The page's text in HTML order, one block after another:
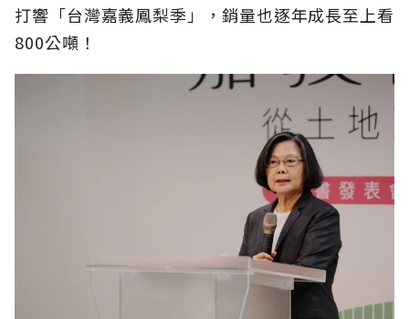
打響「台灣嘉義鳳梨季」，銷量也逐年成長至上看
800公噸！